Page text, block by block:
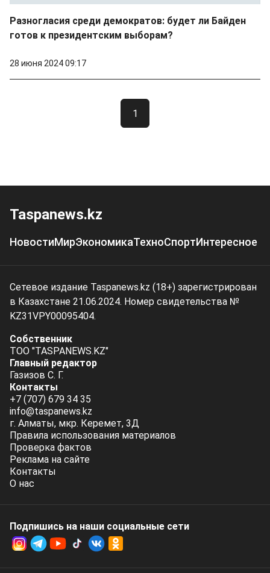
Разногласия среди демократов: будет ли Байден
готов к президентским выборам?
28 июня 2024 09:17
1
Taspanews.kz
НовостиМирЭкономикаТехноСпортИнтересное
Сетевое издание Taspanews.kz (18+) зарегистрирован
в Казахстане 21.06.2024. Номер свидетельства №
KZ31VPY00095404.
Собственник
ТОО "TASPANEWS.KZ"
Главный редактор
Газизов С. Г.
Контакты
+7 (707) 679 34 35
info@taspanews.kz
г. Алматы, мкр. Керемет, 3Д
Правила использования материалов
Проверка фактов
Реклама на сайте
Контакты
О нас
Подпишись на наши социальные cети